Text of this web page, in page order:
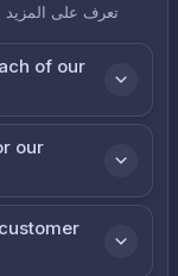
تعرف على المزيد
of our
our